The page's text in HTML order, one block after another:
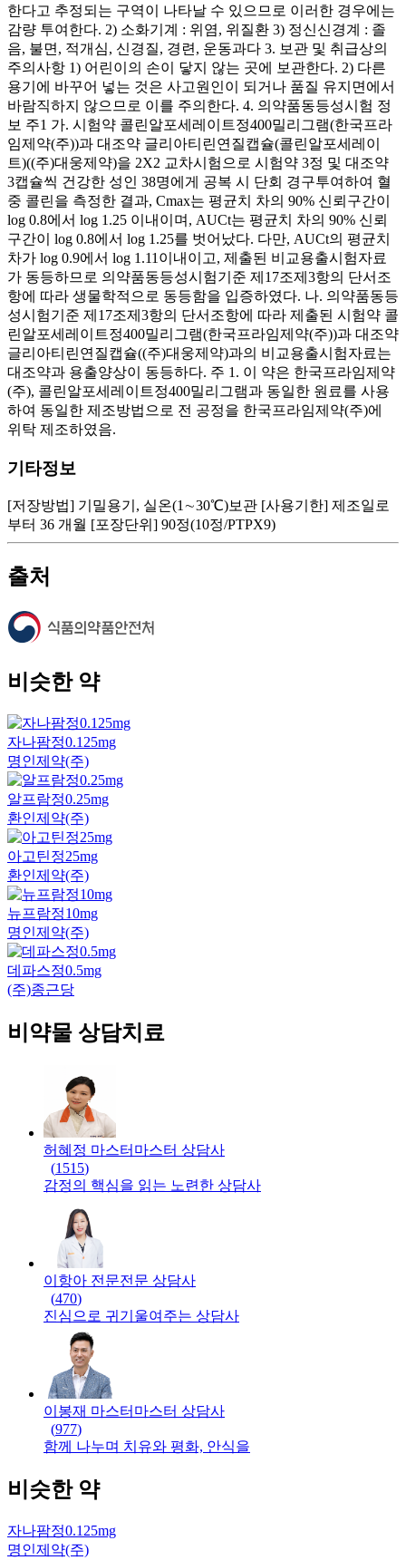
한다고 추정되는 구역이 나타날 수 있으므로 이러한 경우에는
감량 투여한다. 2) 소화기계 : 위염, 위질환 3) 정신신경계 : 졸
음, 불면, 적개심, 신경질, 경련, 운동과다 3. 보관 및 취급상의
주의사항 1) 어린이의 손이 닿지 않는 곳에 보관한다. 2) 다른
용기에 바꾸어 넣는 것은 사고원인이 되거나 품질 유지면에서
바람직하지 않으므로 이를 주의한다. 4. 의약품동등성시험 정
보 주1 가. 시험약 콜린알포세레이트정400밀리그램(한국프라
임제약(주))과 대조약 글리아티린연질캡슐(콜린알포세레이
트)((주)대웅제약)을 2X2 교차시험으로 시험약 3정 및 대조약
3캡슐씩 건강한 성인 38명에게 공복 시 단회 경구투여하여 혈
중 콜린을 측정한 결과, Cmax는 평균치 차의 90% 신뢰구간이
log 0.8에서 log 1.25 이내이며, AUCt는 평균치 차의 90% 신뢰
구간이 log 0.8에서 log 1.25를 벗어났다. 다만, AUCt의 평균치
차가 log 0.9에서 log 1.11이내이고, 제출된 비교용출시험자료
가 동등하므로 의약품동등성시험기준 제17조제3항의 단서조
항에 따라 생물학적으로 동등함을 입증하였다. 나. 의약품동등
성시험기준 제17조제3항의 단서조항에 따라 제출된 시험약 콜
린알포세레이트정400밀리그램(한국프라임제약(주))과 대조약
글리아티린연질캡슐((주)대웅제약)과의 비교용출시험자료는
대조약과 용출양상이 동등하다. 주 1. 이 약은 한국프라임제약
(주), 콜린알포세레이트정400밀리그램과 동일한 원료를 사용
하여 동일한 제조방법으로 전 공정을 한국프라임제약(주)에
위탁 제조하였음.
기타정보
[저장방법] 기밀용기, 실온(1∼30℃)보관 [사용기한] 제조일로
부터 36 개월 [포장단위] 90정(10정/PTPX9)
출처
비슷한 약
자나팜정0.125mg
명인제약(주)
알프람정0.25mg
환인제약(주)
아고틴정25mg
환인제약(주)
뉴프람정10mg
명인제약(주)
데파스정0.5mg
(주)종근당
비약물 상담치료
허혜정 마스터 마스터 상담사
(1515)
감정의 핵심을 읽는 노련한 상담사
이항아 전문전문 상담사
(470)
진심으로 귀기울여주는 상담사
이봉재 마스터 마스터 상담사
(977)
함께 나누며 치유와 평화, 안식을
비슷한 약
자나팜정0.125mg
명인제약(주)